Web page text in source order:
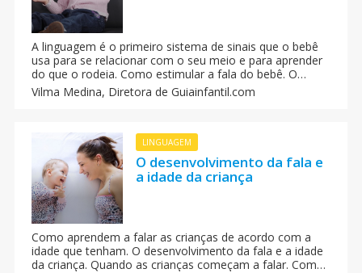
A linguagem é o primeiro sistema de sinais que o bebê
usa para se relacionar com o seu meio e para aprender
do que o rodeia. Como estimular a fala do bebê. O
choro e os balbucios são a base da linguagem dos
bebês. Como se comunica o bebê no seu primeiro ano
Vilma Medina, Diretora de Guiainfantil.com
LINGUAGEM
O desenvolvimento da fala e
a idade da criança
Como aprendem a falar as crianças de acordo com a
idade que tenham. O desenvolvimento da fala e a idade
da criança. Quando as crianças começam a falar. Como